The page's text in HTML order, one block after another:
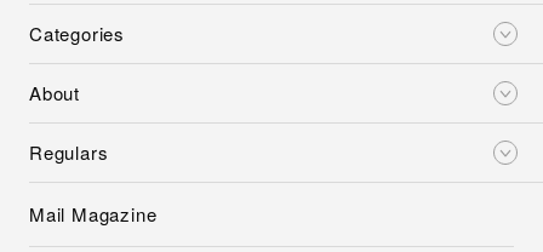
Categories
About
Regulars
Mail Magazine